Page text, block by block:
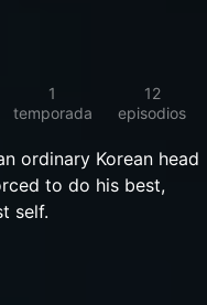
1
temporada
12
episodios
ordinary Korean head
to do his best,
self.